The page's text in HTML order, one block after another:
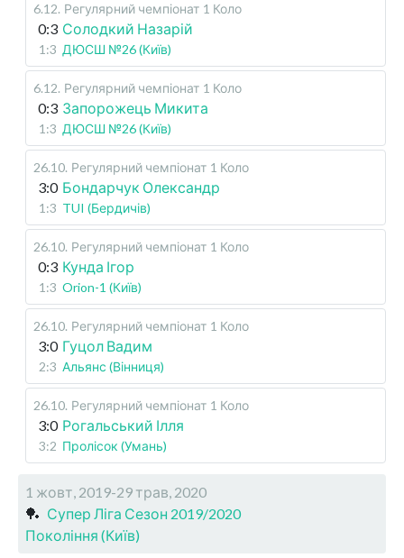
6.12. Регулярний чемпіонат 1 Коло
0:3 Солодкий Назарій
1:3 ДЮСШ №26 (Київ)
6.12. Регулярний чемпіонат 1 Коло
0:3 Запорожець Микита
1:3 ДЮСШ №26 (Київ)
26.10. Регулярний чемпіонат 1 Коло
3:0 Бондарчук Олександр
1:3 TUI (Бердичів)
26.10. Регулярний чемпіонат 1 Коло
0:3 Кунда Ігор
1:3 Orion-1 (Київ)
26.10. Регулярний чемпіонат 1 Коло
3:0 Гуцол Вадим
2:3 Альянс (Вінниця)
26.10. Регулярний чемпіонат 1 Коло
3:0 Рогальський Ілля
3:2 Пролісок (Умань)
1 жовт, 2019-29 трав, 2020
🏓 Супер Ліга Сезон 2019/2020
Покоління (Київ)